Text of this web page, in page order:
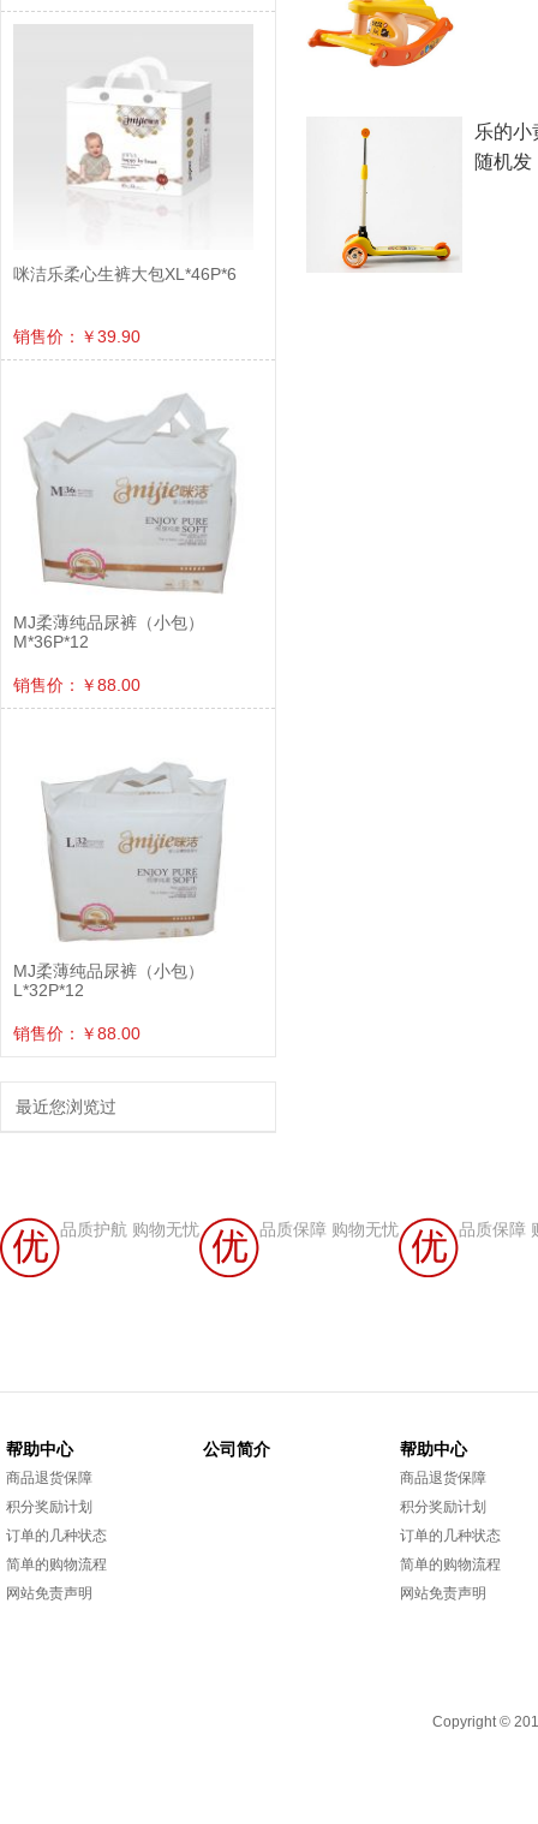
乐的
随机发
咪洁乐柔心生裤大包XL*46P*6
销售价：￥39.90
MJ柔薄纯品尿裤（小包）
M*36P*12
销售价：￥88.00
MJ柔薄纯品尿裤（小包）
L*32P*12
销售价：￥88.00
最近您浏览过
品质护航 购物无忧 品质保障 购物无忧 品质保障
帮助中心
商品退货保障
积分奖励计划
订单的几种状态
简单的购物流程
网站免责声明
公司简介 帮助中心
商品退货保障
积分奖励计划
订单的几种状态
简单的购物流程
网站免责声明
Copyright ©